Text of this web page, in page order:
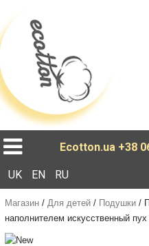
Ecotton.ua +38
UK EN RU
Магазин/ Для детей/ Подушки/
наполнителем искусственный